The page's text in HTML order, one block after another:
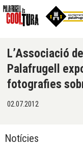
L’Associació
Palafrugell
fotografies
02.07.2012
Notícies